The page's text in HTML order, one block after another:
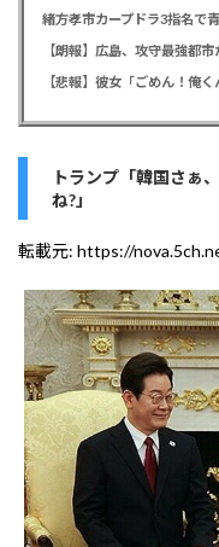
【朗報】広島、攻守最強都
トランプ「韓国さぁ
ね?」
転載元: https://